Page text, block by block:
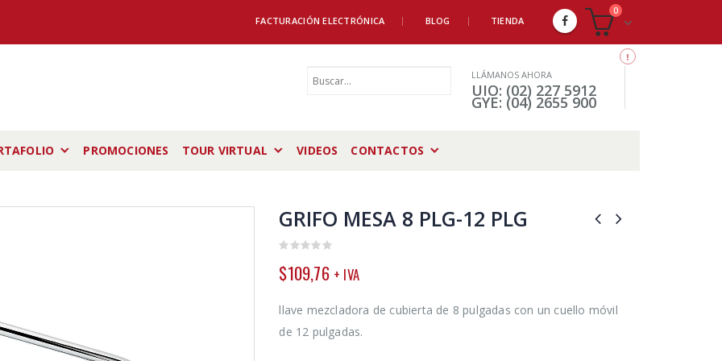
FACTURACIÓN ELECTRÓNICA BLOG TIENDA
0
LLÁMANOS AHORA
UIO: (02) 227 5912
GYE: (04) 2655 900
PROMOCIONES TOUR VIRTUAL VIDEOS CONTACTOS
GRIFO MESA 8 PLG-12 PLG
out
of
$109,76 + IVA
llave mezcladora de cubierta de 8 pulgadas con un cuello móvil
de 12 pulgadas.